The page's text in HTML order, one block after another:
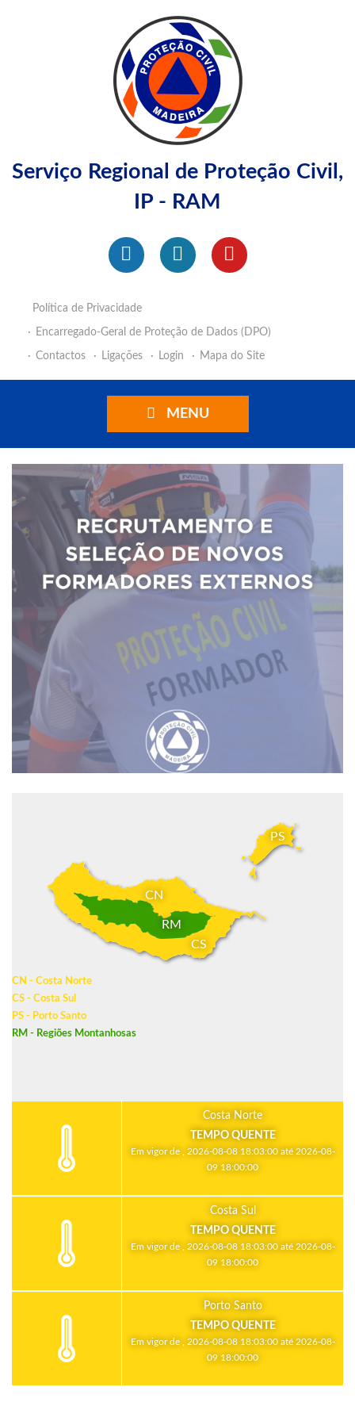
Serviço Regional de Proteção Civil,
IP - RAM
Política de Privacidade
Encarregado-Geral de Proteção de Dados (DPO)
Contactos
Ligações Login Mapa do Site
MENU
CN
CS
PS
RM
CN - Costa Norte
CS - Costa Sul
PS - Porto Santo
RM - Regiões Montanhosas
Costa Norte
TEMPO QUENTE
Em vigor de , 2026-08-08 18:03:00 até 2026-08-
09 18:00:00
Costa Sul
TEMPO QUENTE
Em vigor de , 2026-08-08 18:03:00 até 2026-08-
09 18:00:00
Porto Santo
TEMPO QUENTE
Em vigor de , 2026-08-08 18:03:00 até 2026-08-
09 18:00:00